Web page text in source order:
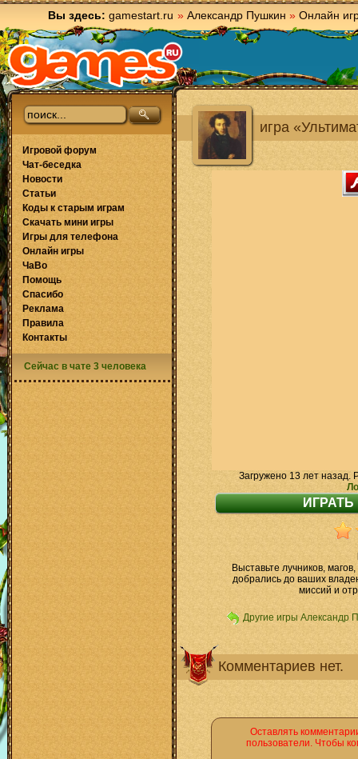
Вы здесь: gamestart.ru » Александр Пушкин » Онлайн
игра
Загружено 13 лет назад.
Выставьте лучников,
добрались до ваших
миссий и
Другие игры Александр
Комментариев нет.
Оставлять
пользователи. Чтобы
Игровой форум
Чат-беседка
Новости
Статьи
Коды к старым играм
Скачать мини игры
Игры для телефона
Онлайн игры
ЧаВо
Помощь
Спасибо
Реклама
Правила
Контакты
Сейчас в чате 3 человека